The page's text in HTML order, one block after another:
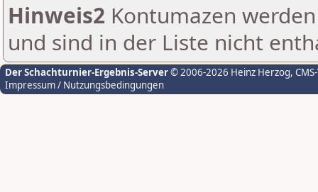
Hinweis2 Kontumazen
und sind in der Liste nicht
Der Schachturnier-Ergebnis-Server© 2006-2026 Heinz Herzog,
Impressum / Nutzungsbedingungen